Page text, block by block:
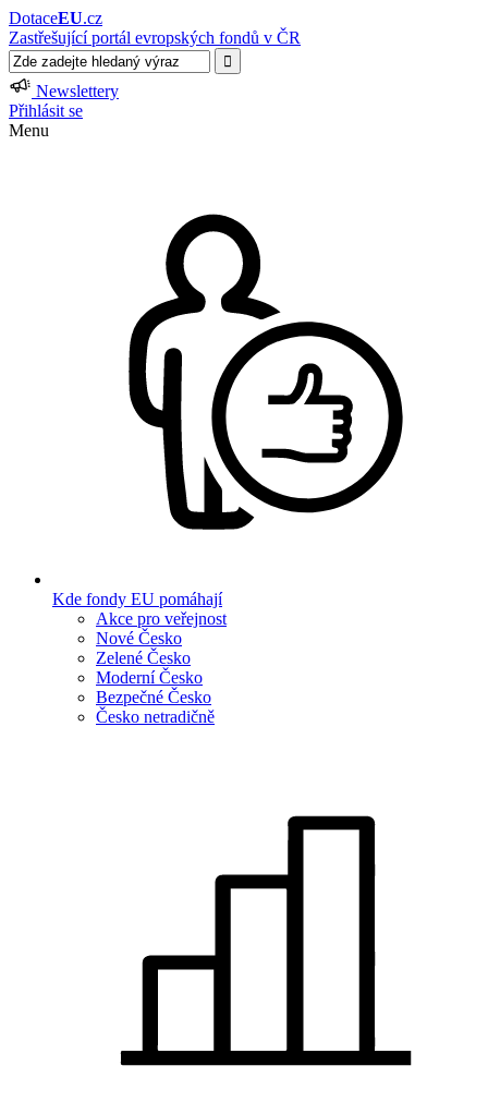
DotaceEU.cz
Zastřešující portál evropských fondů v ČR
Newslettery
Přihlásit se
Menu
Kde fondy EU pomáhají
Akce pro veřejnost
Nové Česko
Zelené Česko
Moderní Česko
Bezpečné Česko
Česko netradičně